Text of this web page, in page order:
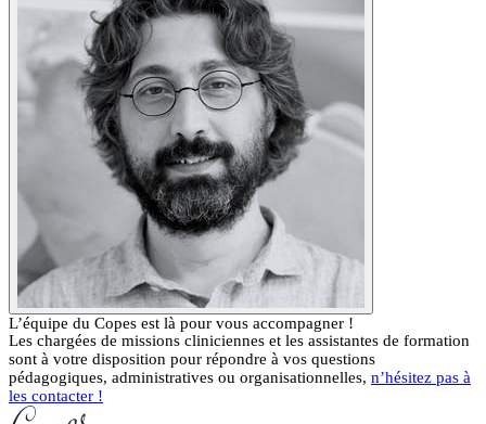
L’équipe du Copes est là pour vous accompagner !
Les chargées de missions cliniciennes et les assistantes de formation
sont à votre disposition pour répondre à vos questions
pédagogiques, administratives ou organisationnelles, n’hésitez pas à
les contacter !